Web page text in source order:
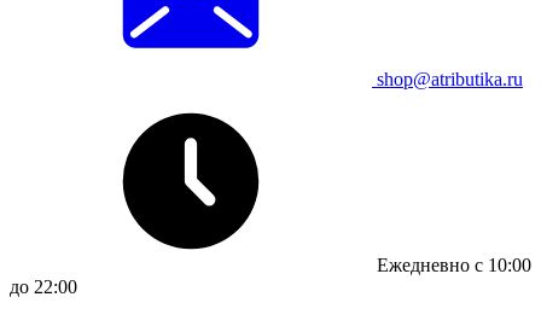
shop@atributika.ru
Ежедневно с 10:00
до 22:00